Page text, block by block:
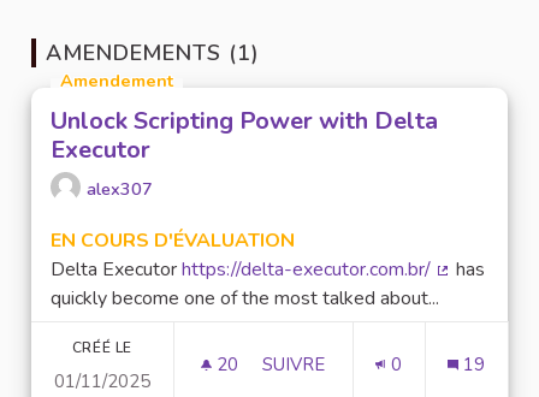
AMENDEMENTS (1)
Amendement
Unlock Scripting Power with Delta
Executor
alex307
EN COURS D'ÉVALUATION
Delta Executorhttps://delta-executor.com.br/
has
quickly become one of the most talked about...
CRÉÉ LE
01/11/2025
20 20 ABONNÉS
SUIVRE 0 19